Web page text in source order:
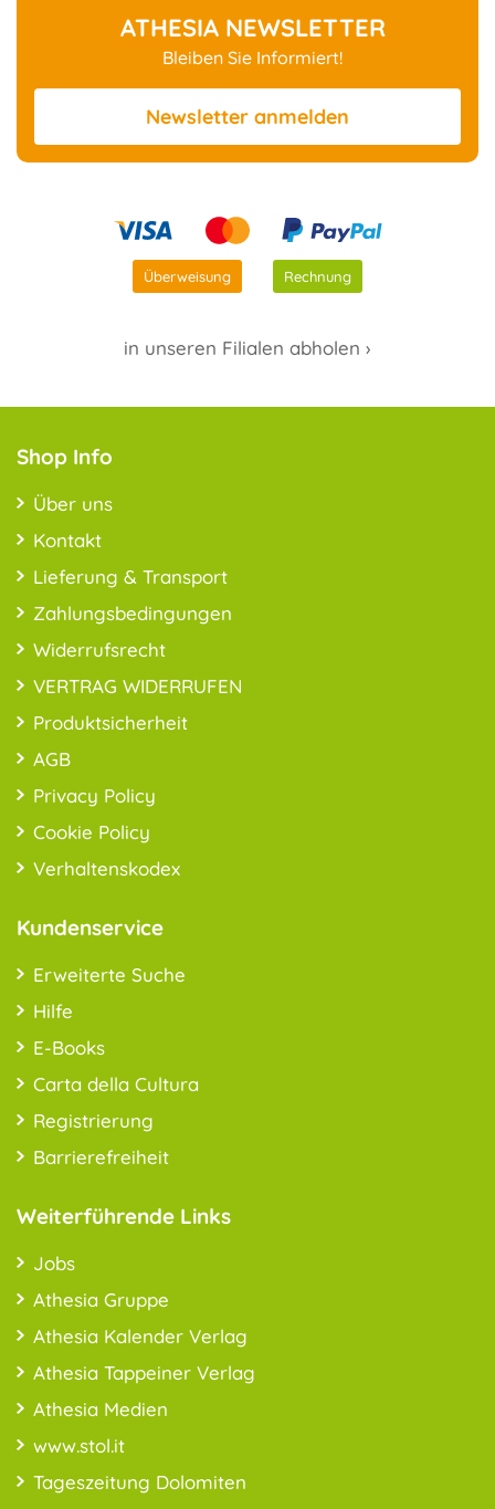
ATHESIA NEWSLETTER
Bleiben Sie Informiert!
Newsletter anmelden
Überweisung Rechnung
in unseren Filialen abholen ›
Shop Info
Über uns
Kontakt
Lieferung & Transport
Zahlungsbedingungen
Widerrufsrecht
VERTRAG WIDERRUFEN
Produktsicherheit
AGB
Privacy Policy
Cookie Policy
Verhaltenskodex
Kundenservice
Erweiterte Suche
Hilfe
E-Books
Carta della Cultura
Registrierung
Barrierefreiheit
Weiterführende Links
Jobs
Athesia Gruppe
Athesia Kalender Verlag
Athesia Tappeiner Verlag
Athesia Medien
www.stol.it
Tageszeitung Dolomiten